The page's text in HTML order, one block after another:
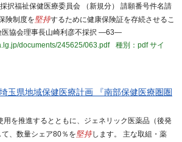
択福祉保健医療委員会 （新規分） 請願番号件名請
険制度を堅持するために健康保険証を存続させるこ
医協会理事長山崎利彦不採択 ―63―
documents/245625/063.pdf
種別：pdfサイ
玉県地域保健医療計画 『南部保健医療圏圏
用を推進するとともに、ジェネリック医薬品（後発
、数量シェア80％を堅持します。 主な取組・薬